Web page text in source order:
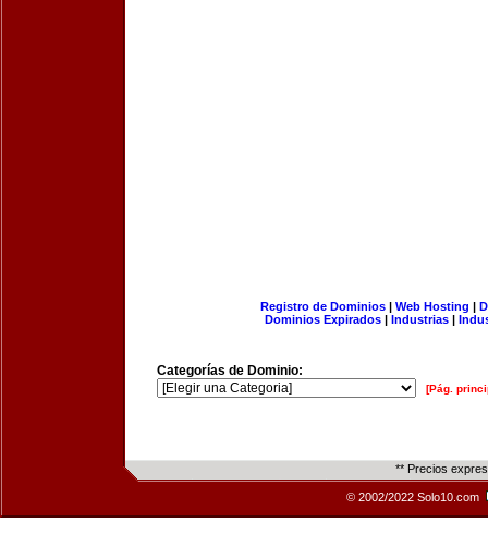
Registro de Dominios| Web Hosting |
Dominios Expirados | Industrias |
Categorías de Dominio:
[Pág.
** Precios
© 2002/2022 Solo10.com